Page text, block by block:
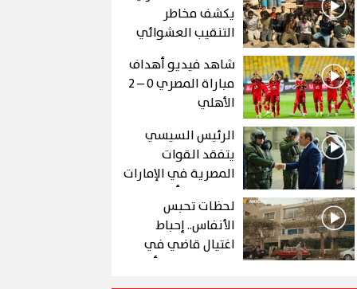
يكشف مخاطر
التنقيب العشوائي
عن الذهب في "درع
الجنوب"
شاهد فيديو أهداف
مباراة المصري 0 – 2
الأهلي
الرئيس السيسي
يتفقد القوات
المصرية في الإمارات
خلال زيارة أخوية
لحظات تحبس
الأنفاس.. إحباط
اغتيال قاضي في
الحلقة 10 من رأس